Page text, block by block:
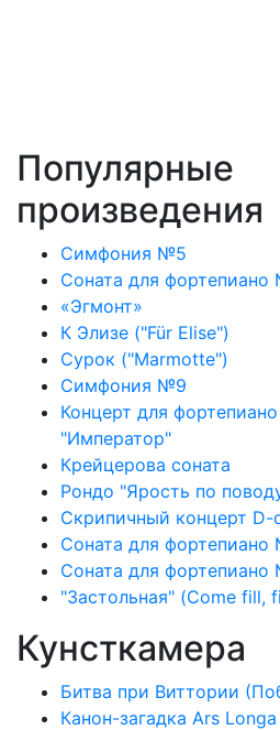
Популярные
произведения
Симфония №5
Соната для фортепиано
«Эгмонт»
К Элизе ("Für Elise")
Сурок ("Marmotte")
Симфония №9
Концерт для
"Император"
Крейцерова соната
Рондо "Ярость по
Скрипичный концерт D-
Соната для
Соната для
"Застольная" (Come fill,
Кунсткамера
Битва при Виттории
Канон-загадка Ars